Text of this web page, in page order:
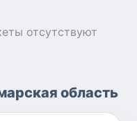
отсутствуют
область